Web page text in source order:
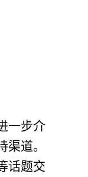
一步介
道。
话题交